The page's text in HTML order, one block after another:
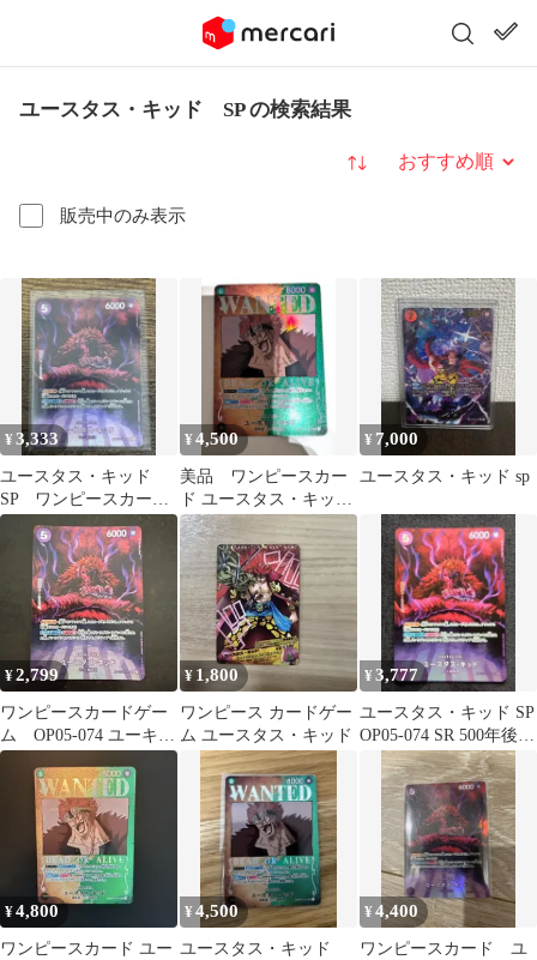
ユースタス・キッド SP の検索結果
販売中のみ表示
並び替え
¥3,333
ユースタス・キッド
SP ワンピースカード
ゲーム
¥4,500
美品 ワンピースカー
ド ユースタス・キッド
SP SR 手配書
¥ 7,000
ユースタス・キッド sp
¥2,799
ワンピースカードゲー
ム OP05-074 ユーキタ
ス・キッド SP パラレ
¥ 1,800
ワンピース カードゲー
ム ユースタス・キッド
¥3,777
ユースタス・キッド SP
OP05-074 SR 500年後の
¥4,800
ワンピースカード ユー
¥4,500
ユースタス・キッド
¥4,400
ワンピースカード ユ